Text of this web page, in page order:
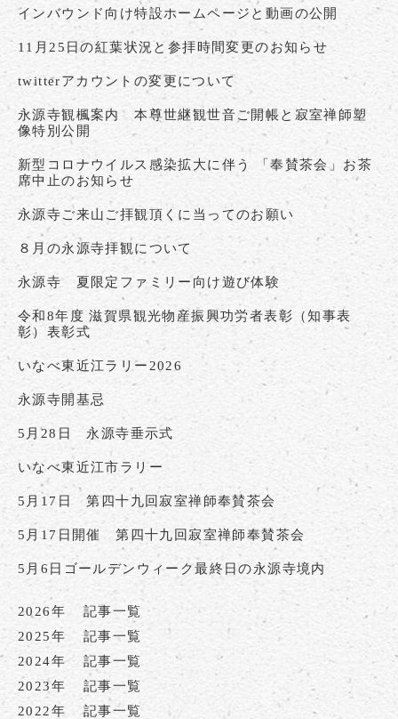
インバウンド向け特設ホームページと動画の公開
11月25日の紅葉状況と参拝時間変更のお知らせ
twitterアカウントの変更について
永源寺観楓案内 本尊世継観世音ご開帳と寂室禅師塑
像特別公開
新型コロナウイルス感染拡大に伴う 「奉賛茶会」お茶
席中止のお知らせ
永源寺ご来山ご拝観頂くに当ってのお願い
８月の永源寺拝観について
永源寺 夏限定ファミリー向け遊び体験
令和8年度 滋賀県観光物産振興功労者表彰（知事表
彰）表彰式
いなべ東近江ラリー2026
永源寺開基忌
5月28日 永源寺垂示式
いなべ東近江市ラリー
5月17日 第四十九回寂室禅師奉賛茶会
5月17日開催 第四十九回寂室禅師奉賛茶会
5月6日ゴールデンウィーク最終日の永源寺境内
2026年
記事一覧
2025年
記事一覧
2024年
記事一覧
2023年
記事一覧
2022年
記事一覧